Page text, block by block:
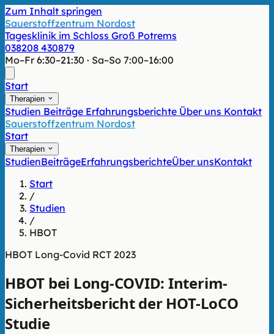
Zum Inhalt springen
Sauerstoffzentrum Nordost
Tagesklinik im Schloss Groß Potrems
038208 430879
Mo–Fr 6:30–21:30 · Sa–So 7:00–16:00
Start
Therapien
Studien Beiträge Erfahrungsberichte Über uns Kontakt
Sauerstoffzentrum Nordost
Start
Therapien
StudienBeiträgeErfahrungsberichteÜber unsKontakt
Start
/
Studien
/
HBOT
HBOT Long-Covid RCT 2023
HBOT bei Long-COVID: Interim-
Sicherheitsbericht der HOT-LoCO
Studie